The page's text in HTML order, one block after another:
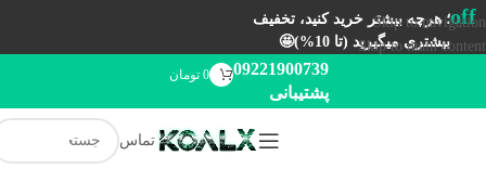
Skip to navigation
Skip to main content
off؛ هرچه بیشتر خرید کنید، تخفیف
بیشتری میگیرید (تا 10%)🤩
09221900739
پشتیبانی
0 تومان
تماس